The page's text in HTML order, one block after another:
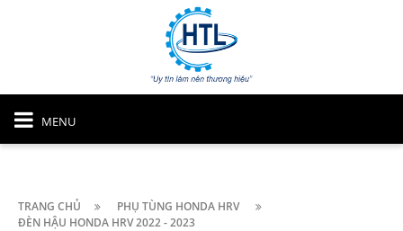
MENU
TRANG CHỦ
PHỤ TÙNG HONDA HRV
ĐÈN HẬU HONDA HRV 2022 - 2023